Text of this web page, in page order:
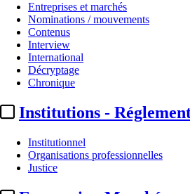
Entreprises et marchés
Nominations / mouvements
Contenus
Interview
International
Décryptage
Chronique
Institutions -
Institutionnel
Organisations professionnelles
Justice